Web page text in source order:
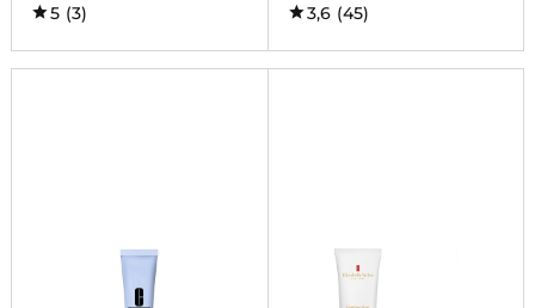
5 (3) 3,6 (45)